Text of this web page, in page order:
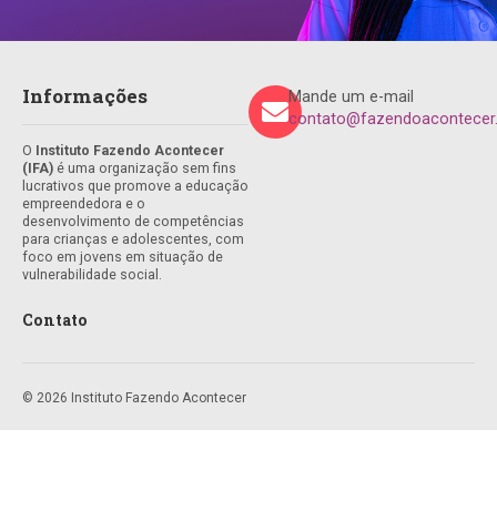
Informações
O Instituto Fazendo Acontecer
(IFA) é uma organização sem fins
lucrativos que promove a educação
empreendedora e o
desenvolvimento de competências
para crianças e adolescentes, com
foco em jovens em situação de
vulnerabilidade social.
Contato
Mande um e-mail
© 2026 Instituto Fazendo Acontecer